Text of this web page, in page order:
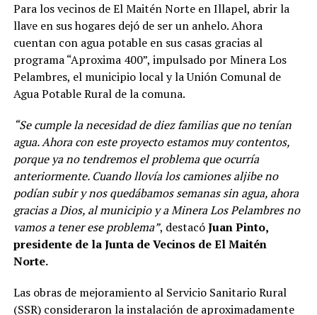
Para los vecinos de El Maitén Norte en Illapel, abrir la
llave en sus hogares dejó de ser un anhelo. Ahora
cuentan con agua potable en sus casas gracias al
programa “Aproxima 400”, impulsado por Minera Los
Pelambres, el municipio local y la Unión Comunal de
Agua Potable Rural de la comuna.
“Se cumple la necesidad de diez familias que no tenían
agua. Ahora con este proyecto estamos muy contentos,
porque ya no tendremos el problema que ocurría
anteriormente. Cuando llovía los camiones aljibe no
podían subir y nos quedábamos semanas sin agua, ahora
gracias a Dios, al municipio y a Minera Los Pelambres no
vamos a tener ese problema”, destacóJuan Pinto,
presidente de la Junta de Vecinos de El Maitén
Norte.
Las obras de mejoramiento al Servicio Sanitario Rural
(SSR) consideraron la instalación de aproximadamente